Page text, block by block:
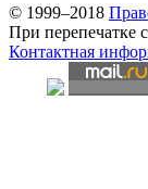
© 1999–2018
При перепечатке
Контактная